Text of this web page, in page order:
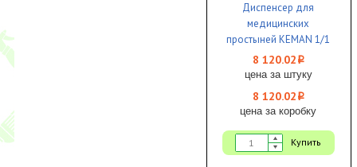
Диспенсер для
медицинских
простыней KEMAN 1/1
8 120.02 i
цена за штуку
8 120.02 i
цена за коробку
Купить